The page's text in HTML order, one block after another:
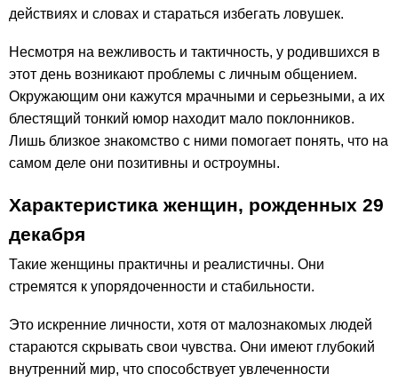
действиях и словах и стараться избегать ловушек.
Несмотря на вежливость и тактичность, у родившихся в
этот день возникают проблемы с личным общением.
Окружающим они кажутся мрачными и серьезными, а их
блестящий тонкий юмор находит мало поклонников.
Лишь близкое знакомство с ними помогает понять, что на
самом деле они позитивны и остроумны.
Характеристика женщин, рожденных 29
декабря
Такие женщины практичны и реалистичны. Они
стремятся к упорядоченности и стабильности.
Это искренние личности, хотя от малознакомых людей
стараются скрывать свои чувства. Они имеют глубокий
внутренний мир, что способствует увлеченности